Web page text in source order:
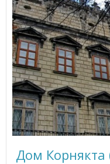
Дом Корнякта